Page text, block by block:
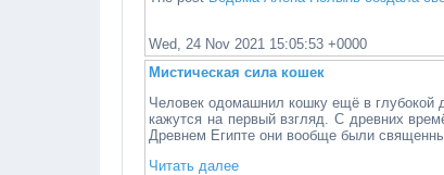
Wed, 24 Nov 2021 15:05:53 +0000
Мистическая сила кошек
Человек одомашнил кошку ещё в глубокой
кажутся на первый взгляд. С древних
Древнем Египте они вообще были
Читать далее